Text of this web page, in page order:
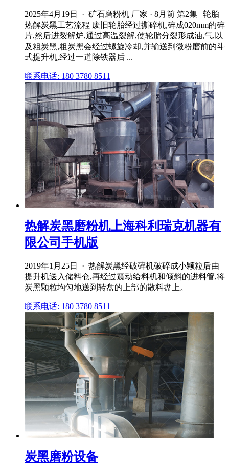
2025年4月19日 · 矿石磨粉机 厂家 · 8月前 第2集 | 轮胎
热解炭黑工艺流程 废旧轮胎经过撕碎机,碎成020mm的碎
片,然后进裂解炉,通过高温裂解,使轮胎分裂形成油,气,以
及粗炭黑,粗炭黑会经过螺旋冷却,并输送到微粉磨前的斗
式提升机,经过一道除铁器后 ...
联系电话: 180 3780 8511
热解炭黑磨粉机上海科利瑞克机器有
限公司手机版
2019年1月25日 · 热解炭黑经破碎机破碎成小颗粒后由
提升机送入储料仓,再经过震动给料机和倾斜的进料管,将
炭黑颗粒均匀地送到转盘的上部的散料盘上。
联系电话: 180 3780 8511
炭黑磨粉设备